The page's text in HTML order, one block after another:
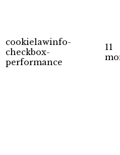
cookielawinfo-
checkbox-
performance
11